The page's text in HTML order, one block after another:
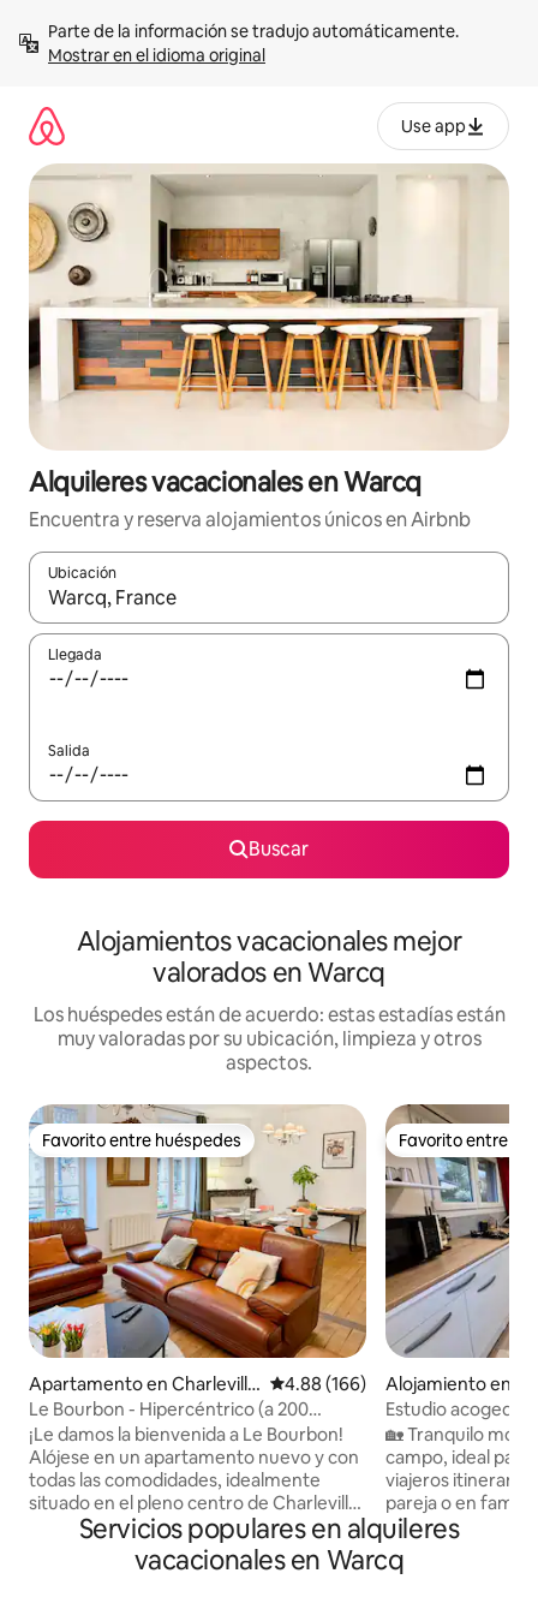
contenidoMostrar en el idioma original
Use app
Alquileres vacacionales en Warcq
Encuentra y reserva alojamientos únicos en Airbnb
Ubicación
Cuando los resultados estén disponibles, navega con las
Llegada
Salida
Buscar
Alojamientos vacacionales mejor
valorados en Warcq
Los huéspedes están de acuerdo: estas estadías están
muy valoradas por su ubicación, limpieza y otros
aspectos.
Favorito entre huéspedes
Favorito entre huéspedes
Apartamento en Charleville
-Mézières
Calificación promedio: 4.88 de
4.88 (166)
Le Bourbon - Hipercéntrico (a 200
metros de Place Ducale)
¡Le damos la bienvenida a Le Bourbon!
Alójese en un apartamento nuevo y con
todas las comodidades, idealmente
situado en el pleno centro de Charleville
Mézières, a solo 200 m de la Place
Ducale Moderno, luminoso y
perfectamente equipado, ofrece ropa
Favorito entre
Favorito entre
Alojamiento en
his
Estudio
vigilado cerca de
🏡 Tranquilo
campo, ideal para
viajeros
pareja o en
excelentes
limpieza y la
Estacionamiento
Servicios populares en alquileres
vacacionales en Warcq